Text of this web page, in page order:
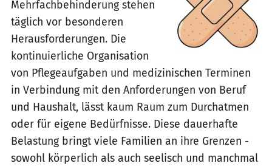
Mehrfachbehinderung stehen
täglich vor besonderen
Herausforderungen. Die
kontinuierliche Organisation
von Pflegeaufgaben und medizinischen Terminen
in Verbindung mit den Anforderungen von Beruf
und Haushalt, lässt kaum Raum zum Durchatmen
oder für eigene Bedürfnisse. Diese dauerhafte
Belastung bringt viele Familien an ihre Grenzen -
sowohl körperlich als auch seelisch und manchmal